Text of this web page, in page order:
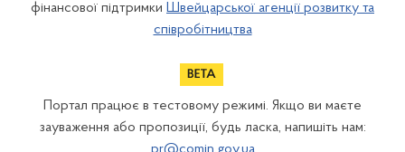
фінансової підтримки Швейцарської агенції розвитку та
співробітництва
Портал працює в тестовому режимі. Якщо ви маєте
зауваження або пропозиції, будь ласка, напишіть нам: